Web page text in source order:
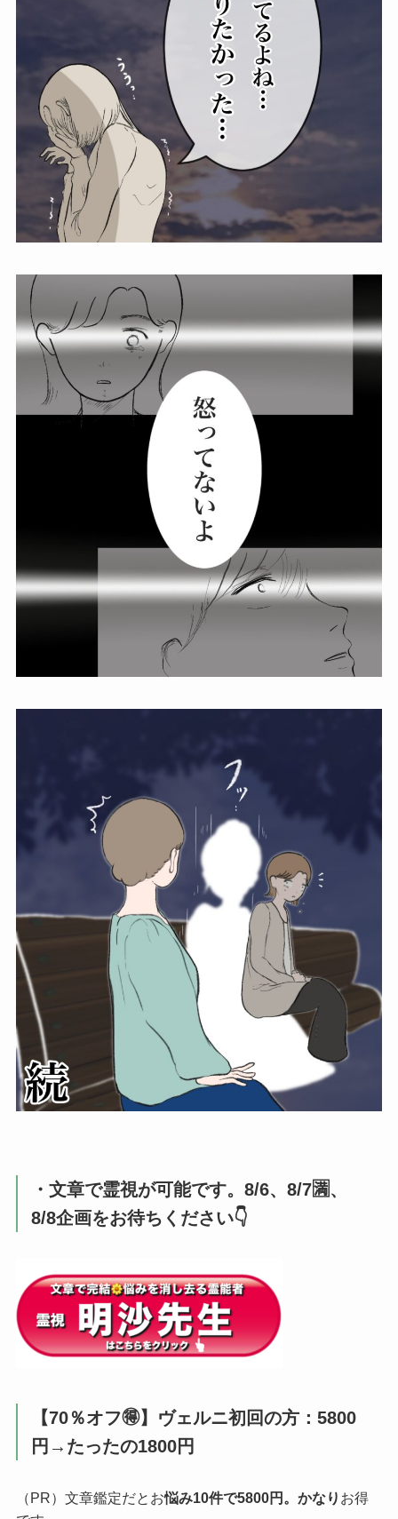
・文章で霊視が可能です。8/6、8/7🈵、
8/8企画をお待ちください👇️
【70％オフ🉐】ヴェルニ初回の方：5800
円→たったの1800円
（PR）文章鑑定だとお悩み10件で5800円。かなり お得